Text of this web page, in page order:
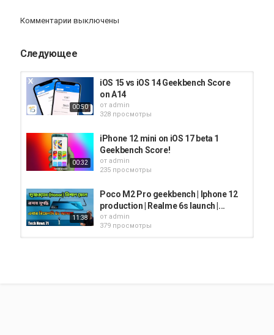
Комментарии выключены
Следующее
00:50
iOS 15 vs iOS 14 Geekbench Score
on A14
от admin
328 просмотры
00:32
iPhone 12 mini on iOS 17 beta 1
Geekbench Score!
от admin
235 просмотры
11:38
Poco M2 Pro geekbench | Iphone 12
production | Realme 6s launch |...
от admin
379 просмотры